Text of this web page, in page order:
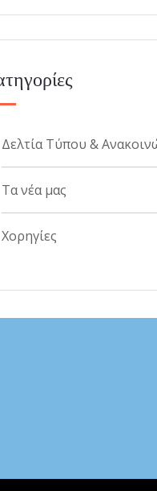
Δελτία Τύπου &
Τα νέα μας
Χορηγίες